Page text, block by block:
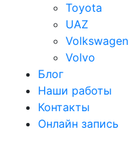
Toyota
UAZ
Volkswagen
Volvo
Блог
Наши работы
Контакты
Онлайн запись